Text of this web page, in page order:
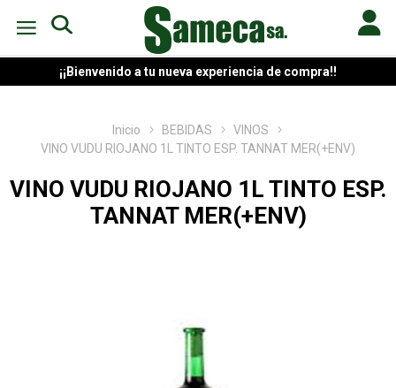
¡¡Bienvenido a tu nueva experiencia de compra!!
Inicio BEBIDAS
VINOS
VINO VUDU RIOJANO 1L TINTO ESP. TANNAT MER(+ENV)
VINO VUDU RIOJANO 1L TINTO ESP.
TANNAT MER(+ENV)